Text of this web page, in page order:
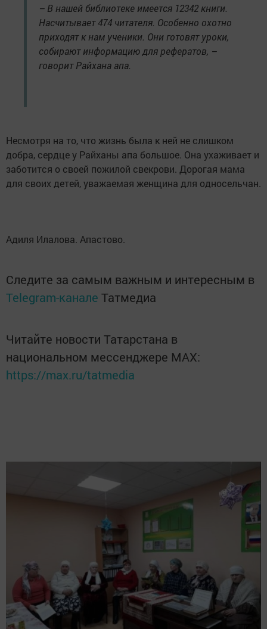
– В нашей библиотеке имеется 12342 книги.
Насчитывает 474 читателя. Особенно охотно
приходят к нам ученики. Они готовят уроки,
собирают информацию для рефератов, –
говорит Райхана апа.
Несмотря на то, что жизнь была к ней не слишком
добра, сердце у Райханы апа большое. Она ухаживает и
заботится о своей пожилой свекрови. Дорогая мама
для своих детей, уважаемая женщина для односельчан.
Адиля Илалова. Апастово.
Следите за самым важным и интересным в
Telegram-канале Татмедиа
Читайте новости Татарстана в
национальном мессенджере MАХ:
https://max.ru/tatmedia